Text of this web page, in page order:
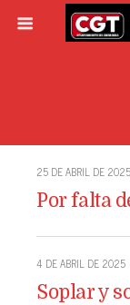
25 DE ABRIL DE 2025
Por falta
4 DE ABRIL DE 2025
Soplar y